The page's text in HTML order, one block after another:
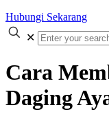
Hubungi Sekarang
✕
Cara
Daging